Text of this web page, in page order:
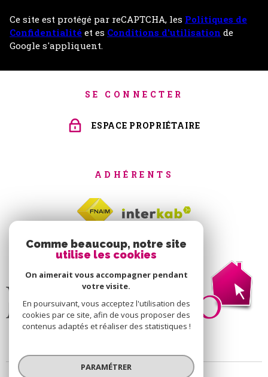
Ce site est protégé par reCAPTCHA, les Politiques de
Confidentialité et es Conditions d'utilisation de
Google s'appliquent.
SE CONNECTER
ESPACE PROPRIÉTAIRE
ADHÉRENTS
Comme beaucoup, notre site
utilise les cookies
On aimerait vous accompagner pendant
votre visite.
En poursuivant, vous acceptez l'utilisation des
cookies par ce site, afin de vous proposer des
contenus adaptés et réaliser des statistiques !
PARAMÉTRER